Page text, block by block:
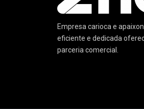
Empresa carioca e
eficiente e dedicada
parceria comercial.